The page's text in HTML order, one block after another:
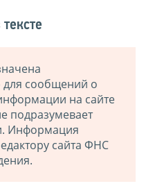
для сообщений о
на сайте
подразумевает
Информация
сайта ФНС